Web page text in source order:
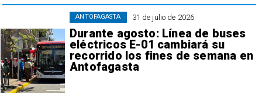
31 de julio de 2026
Durante agosto: Línea de buses
eléctricos E-01 cambiará su
recorrido los fines de semana en
Antofagasta
ANTOFAGASTA